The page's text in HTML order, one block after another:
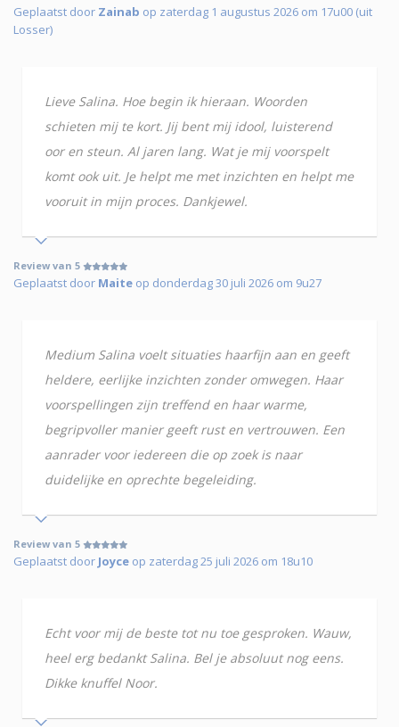
Geplaatst door Zainab op zaterdag 1 augustus 2026 om 17u00 (uit
Losser)
Lieve Salina. Hoe begin ik hieraan. Woorden
schieten mij te kort. Jij bent mij idool, luisterend
oor en steun. Al jaren lang. Wat je mij voorspelt
komt ook uit. Je helpt me met inzichten en helpt me
vooruit in mijn proces. Dankjewel.
Review van 5
Geplaatst door Maite op donderdag 30 juli 2026 om 9u27
Medium Salina voelt situaties haarfijn aan en geeft
heldere, eerlijke inzichten zonder omwegen. Haar
voorspellingen zijn treffend en haar warme,
begripvoller manier geeft rust en vertrouwen. Een
aanrader voor iedereen die op zoek is naar
duidelijke en oprechte begeleiding.
Review van 5
Geplaatst door Joyce op zaterdag 25 juli 2026 om 18u10
Echt voor mij de beste tot nu toe gesproken. Wauw,
heel erg bedankt Salina. Bel je absoluut nog eens.
Dikke knuffel Noor.